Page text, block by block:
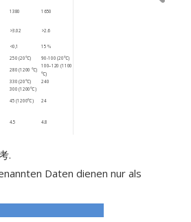
1380 1650
>3.02 >2.6
<0,1 15 %
250 (20℃) 90-100 (20℃)
280 (1200 ℃)
100–120 (1100
℃)
330 (20℃) 240
300 (1200℃)
45 (1200℃) 24
4.5 4.8
.
Daten dienen nur als